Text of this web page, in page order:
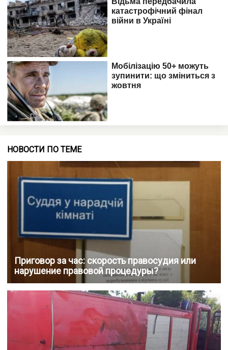
НОВОСТИ ПО ТЕМЕ
Приговор за час: скорость правосудия или
нарушение правовой процедуры?